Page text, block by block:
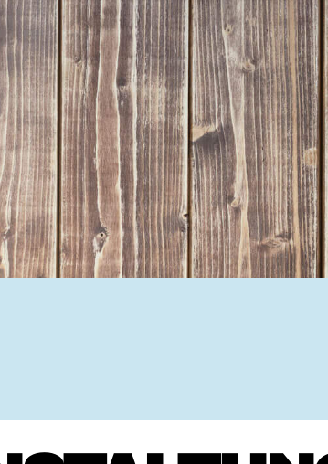
Finde dein
Ehrenamtssuchmaschine
Freiwilliges Soziales
Koordinierungszentren für
Engagierte Stadt
Freiwilligendienste
Freiwilligentage
Hessen hilft Ukraine
Zeig uns dein
Wettbewerb |
Wettbewerb | 80 Jahre
8 Vereine x 80 Jahre x
Crowdfunding - Viele
Ehrentag